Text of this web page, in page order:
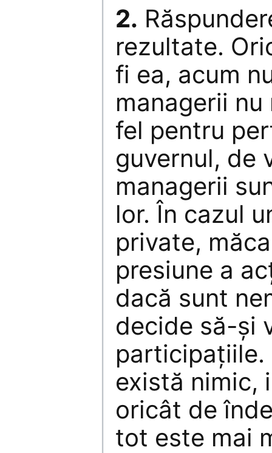
2.
rezultate.
fi ea, acum
managerii
fel pentru
guvernul, de
managerii
lor. În cazul
private,
presiune a
dacă sunt
decide să-și
participațiile.
există nimic,
oricât de
tot este mai